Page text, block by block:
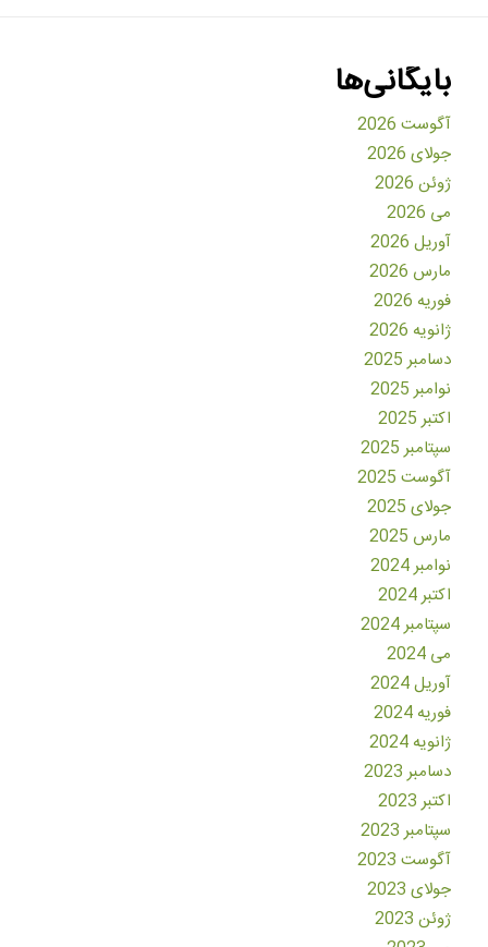
بایگانی‌ها
آگوست 2026
جولای 2026
ژوئن 2026
می 2026
آوریل 2026
مارس 2026
فوریه 2026
ژانویه 2026
دسامبر 2025
نوامبر 2025
اکتبر 2025
سپتامبر 2025
آگوست 2025
جولای 2025
مارس 2025
نوامبر 2024
اکتبر 2024
سپتامبر 2024
می 2024
آوریل 2024
فوریه 2024
ژانویه 2024
دسامبر 2023
اکتبر 2023
سپتامبر 2023
آگوست 2023
جولای 2023
ژوئن 2023